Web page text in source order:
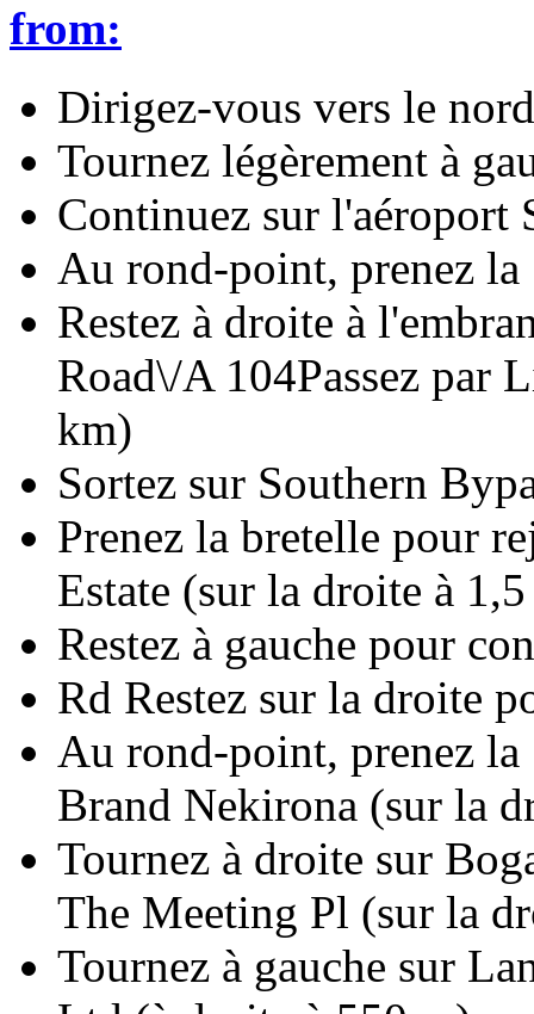
from:
Dirigez-vous vers le
Tournez légèrement à
Continuez sur l'aéroport
Au rond-point, prenez
Restez à droite à
Road\/A 104Passez par
km)
Sortez sur Southern
Prenez la bretelle pour
Estate (sur la droite à
Restez à gauche pour
Rd Restez sur la droite
Au rond-point, prenez la
Brand Nekirona (sur la
Tournez à droite sur
The Meeting Pl (sur la
Tournez à gauche sur